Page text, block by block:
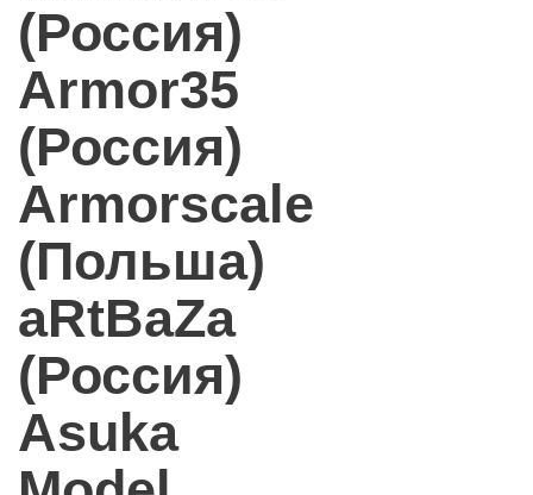
(Россия)
Armor35
(Россия)
Armorscale
(Польша)
aRtBaZa
(Россия)
Asuka